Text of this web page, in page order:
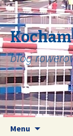
blog
Menu